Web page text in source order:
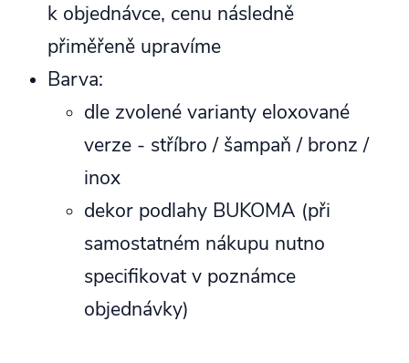
k objednávce, cenu následně
přiměřeně upravíme
Barva:
dle zvolené varianty eloxované
verze - stříbro / šampaň / bronz /
inox
dekor podlahy BUKOMA (při
samostatném nákupu nutno
specifikovat v poznámce
objednávky)